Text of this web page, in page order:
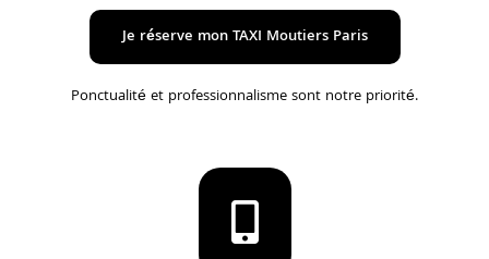
Je réserve mon TAXI Moutiers Paris
Ponctualité et professionnalisme sont notre priorité.